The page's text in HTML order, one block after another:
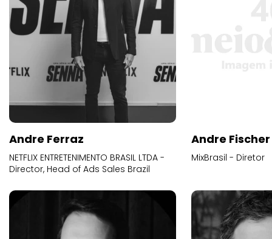
Andre Ferraz
NETFLIX ENTRETENIMENTO BRASIL LTDA -
Director, Head of Ads Sales Brazil
Andre Fischer
MixBrasil - Diretor